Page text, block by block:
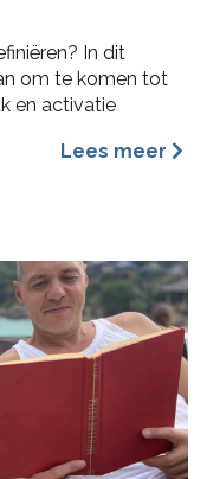
In dit
om te komen tot
en activatie
Lees meer